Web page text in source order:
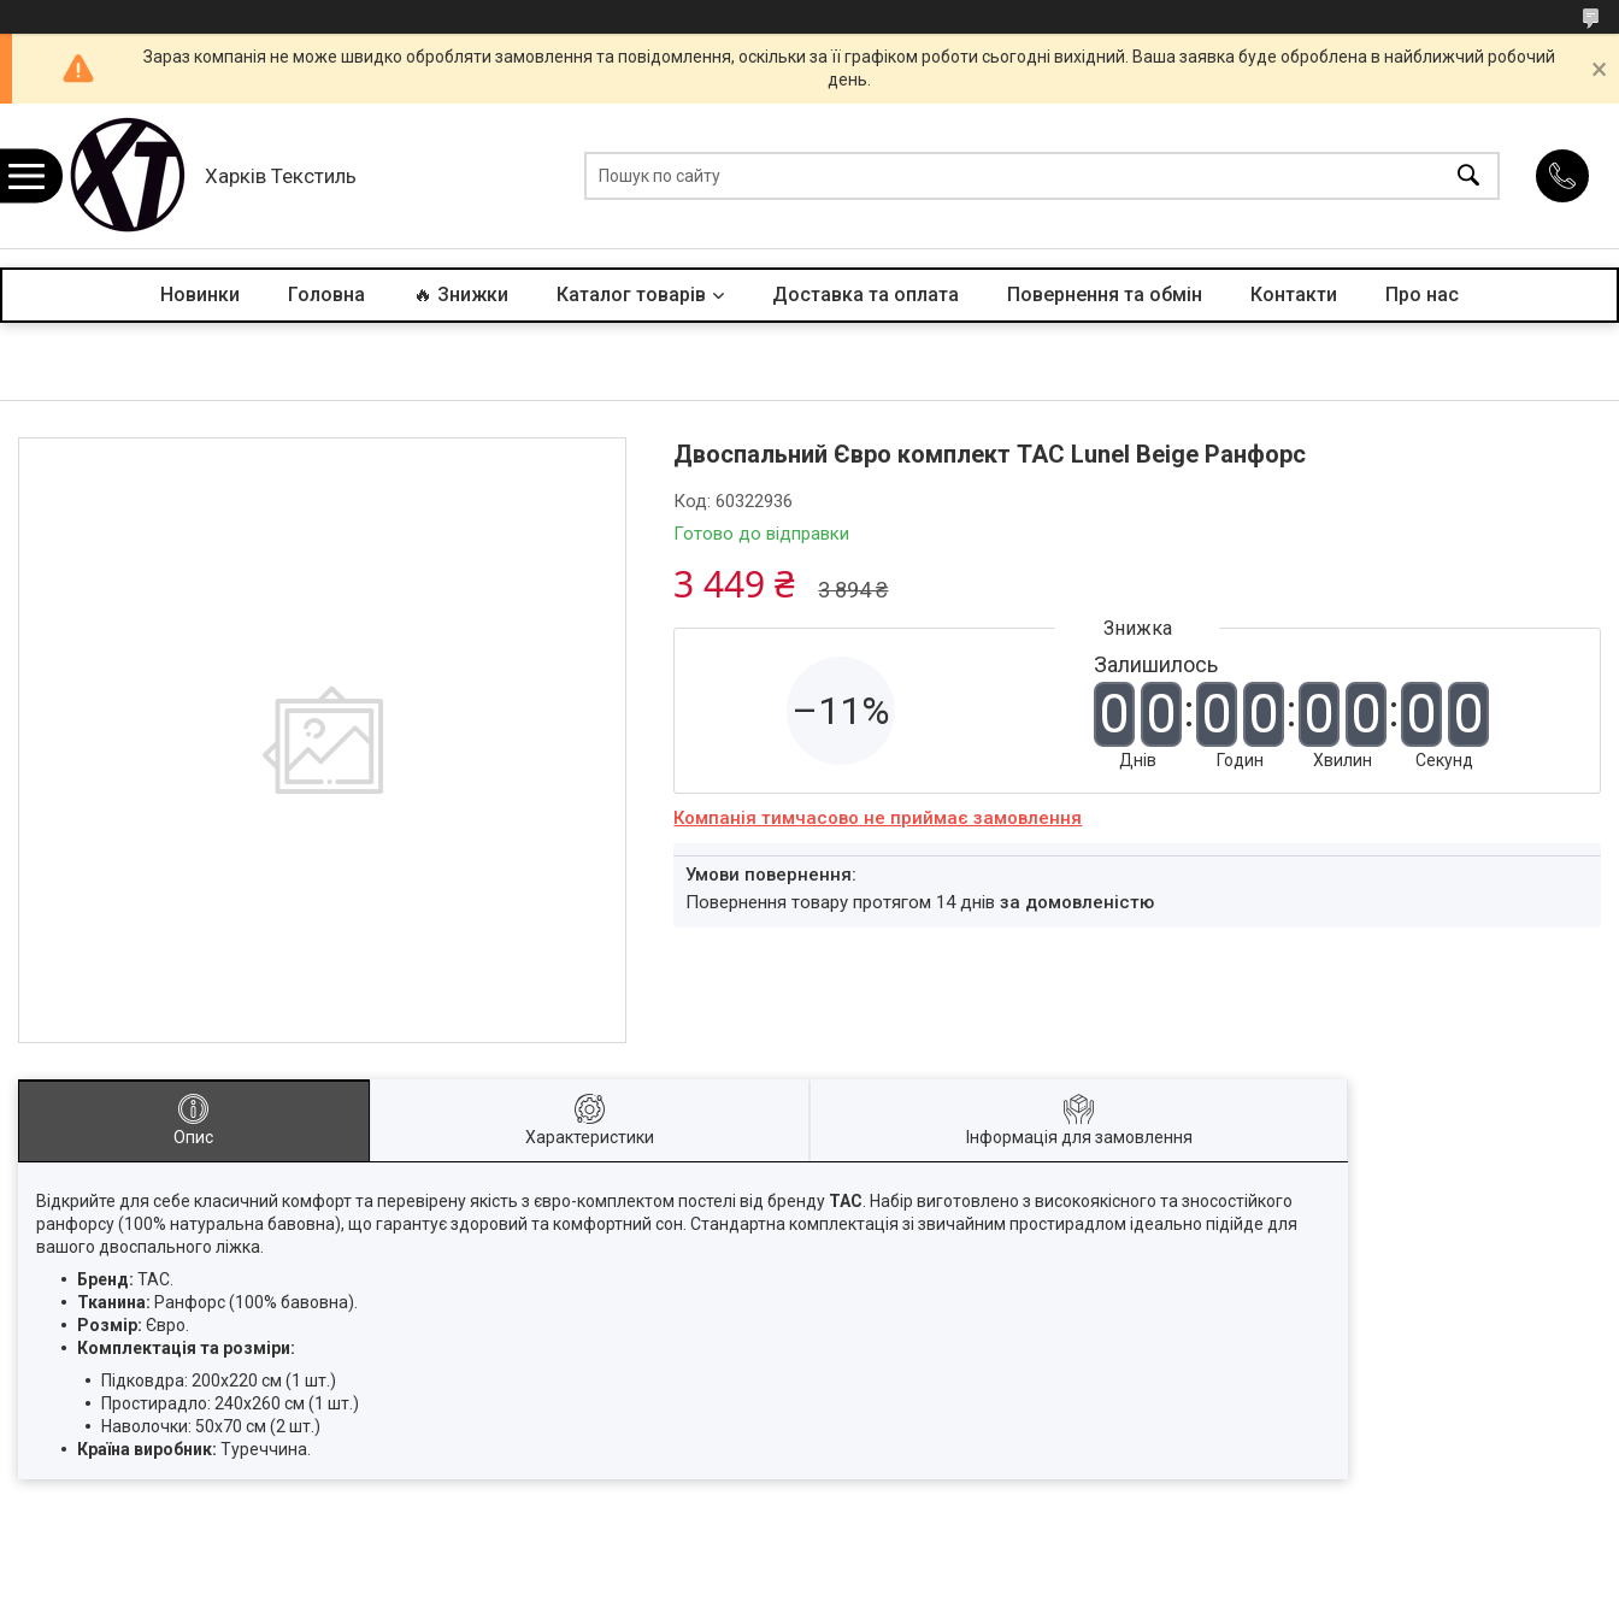
Зараз компанія не може швидко обробляти замовлення та повідомлення, оскільки за її графіком роботи сьогодні вихідний. Ваша заявка буде оброблена в найближчий робочий
день.
Харків Текстиль
Новинки Головна 🔥 Знижки Каталог товарів Доставка та оплата Повернення та обмін Контакти Про нас
Двоспальний Євро комплект TAC Lunel Beige Ранфорс
Готово до відправки
Код:60322936
3 894 ₴
3 449 ₴
–11%
Залишилось
0 0
Днів
0 0
Годин
0 0
Хвилин
0 0
Секунд
Компанія тимчасово не приймає замовлення
повернення товару протягом 14 днівза домовленістю
Опис Характеристики Інформація для замовлення
Відкрийте для себе класичний комфорт та перевірену якість з євро-комплектом постелі від бренду TAC . Набір виготовлено з високоякісного та зносостійкого
ранфорсу (100% натуральна бавовна), що гарантує здоровий та комфортний сон. Стандартна комплектація зі звичайним простирадлом ідеально підійде для
вашого двоспального ліжка.
Бренд: TAC.
Тканина: Ранфорс (100% бавовна).
Розмір: Євро.
Комплектація та розміри:
Підковдра: 200х220 см (1 шт.)
Простирадло: 240х260 см (1 шт.)
Наволочки: 50х70 см (2 шт.)
Країна виробник: Туреччина.